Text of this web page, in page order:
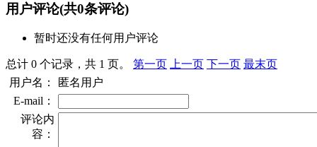
用户评论(共0条评论)
暂时还没有任何用户评论
总计 0 个记录，共 1 页。 第一页 上一页 下一页 最末页
用户名：
匿名用户
E-mail：
评论内
容：